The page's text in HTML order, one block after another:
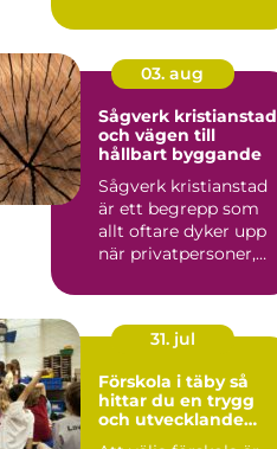
om...
03. aug
Sågverk kristianstad
och vägen till
hållbart byggande
Sågverk kristianstad
är ett begrepp som
allt oftare dyker upp
när privatpersoner,
31. jul
Förskola i täby så
hittar du en trygg
och utvecklande